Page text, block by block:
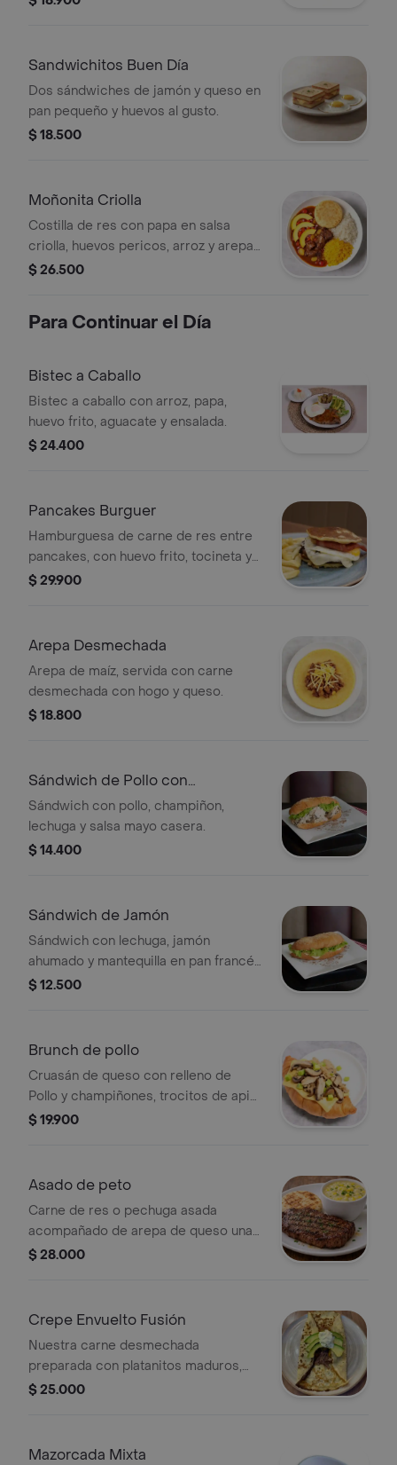
Sandwichitos Buen Día
Dos sándwiches de jamón y queso en
pan pequeño y huevos al gusto.
$ 18.500
Moñonita Criolla
Costilla de res con papa en salsa
criolla, huevos pericos, arroz y arepa
de queso.
$ 26.500
Para Continuar el Día
Bistec a Caballo
Bistec a caballo con arroz, papa,
huevo frito, aguacate y ensalada.
$ 24.400
Pancakes Burguer
Hamburguesa de carne de res entre
pancakes, con huevo frito, tocineta y
queso. Acompañada de papas a la
$ 29.900
Arepa Desmechada
Arepa de maíz, servida con carne
desmechada con hogo y queso.
$ 18.800
Sándwich de Pollo con
Champiñón
Sándwich con pollo, champiñon,
lechuga y salsa mayo casera.
$ 14.400
Sándwich de Jamón
Sándwich con lechuga, jamón
ahumado y mantequilla en pan francés
con ajonjolí.
$ 12.500
Brunch de pollo
Cruasán de queso con relleno de
Pollo y champiñones, trocitos de apio
y aguacate.
$ 19.900
Asado de peto
Carne de res o pechuga asada
acompañado de arepa de queso una
taza de mazamorra caliente y panela.
$ 28.000
Crepe Envuelto Fusión
Nuestra carne desmechada
preparada con platanitos maduros,
aguacate y crema agría
$ 25.000
Mazorcada Mixta